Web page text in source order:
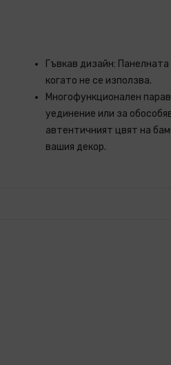
Гъвкав дизайн:
когато не се използва.
Многофункционален
уединение или за
автентичният цвят на
вашия декор.